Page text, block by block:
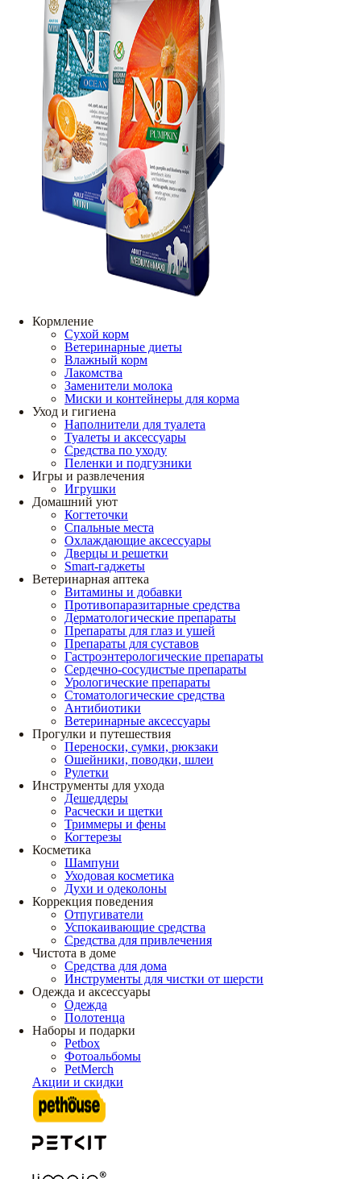
Кормление
Сухой корм
Ветеринарные диеты
Влажный корм
Лакомства
Заменители молока
Миски и контейнеры для корма
Уход и гигиена
Наполнители для туалета
Туалеты и аксессуары
Средства по уходу
Пеленки и подгузники
Игры и развлечения
Игрушки
Домашний уют
Когтеточки
Спальные места
Охлаждающие аксессуары
Дверцы и решетки
Smart-гаджеты
Ветеринарная аптека
Витамины и добавки
Противопаразитарные средства
Дерматологические препараты
Препараты для глаз и ушей
Препараты для суставов
Гастроэнтерологические препараты
Сердечно-сосудистые препараты
Урологические препараты
Стоматологические средства
Антибиотики
Ветеринарные аксессуары
Прогулки и путешествия
Переноски, сумки, рюкзаки
Ошейники, поводки, шлеи
Рулетки
Инструменты для ухода
Дешеддеры
Расчески и щетки
Триммеры и фены
Когтерезы
Косметика
Шампуни
Уходовая косметика
Духи и одеколоны
Коррекция поведения
Отпугиватели
Успокаивающие средства
Средства для привлечения
Чистота в доме
Средства для дома
Инструменты для чистки от шерсти
Одежда и аксессуары
Одежда
Полотенца
Наборы и подарки
Petbox
Фотоальбомы
PetMerch
Акции и скидки